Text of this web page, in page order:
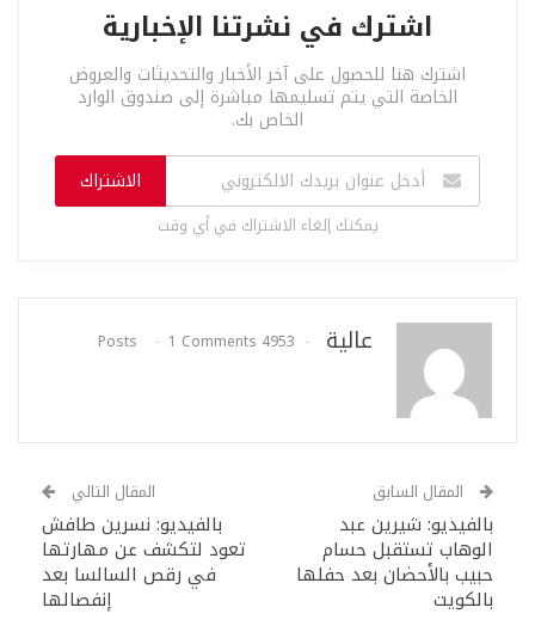
اشترك في نشرتنا الإخبارية
اشترك هنا للحصول على آخر الأخبار والتحديثات والعروض
الخاصة التي يتم تسليمها مباشرة إلى صندوق الوارد
الخاص بك.
الاشتراك
يمكنك إلغاء الاشتراك في أي وقت
عالية 4953 Posts
1 Comments
المقال السابق
بالفيديو: شيرين عبد
الوهاب تستقبل حسام
حبيب بالأحضان بعد حفلها
بالكويت
المقال التالي
بالفيديو: نسرين طافش
تعود لتكشف عن مهارتها
في رقص السالسا بعد
إنفصالها